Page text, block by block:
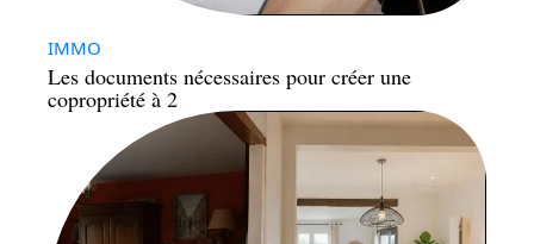
IMMO
Les documents nécessaires pour créer une
copropriété à 2